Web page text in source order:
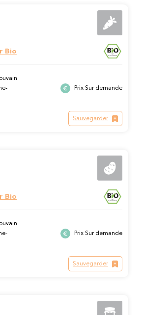
Bio
Prix Sur demande
Sauvegarder
Bio
Prix Sur demande
Sauvegarder